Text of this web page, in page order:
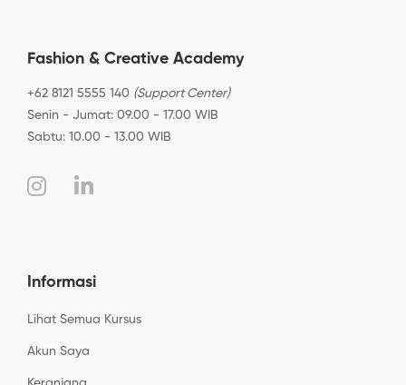
Fashion & Creative Academy
+62 8121 5555 140 (Support Center)
Senin - Jumat: 09.00 - 17.00 WIB
Sabtu: 10.00 - 13.00 WIB
Informasi
Lihat Semua Kursus
Akun Saya